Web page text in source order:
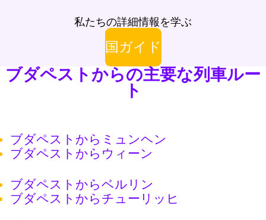
私たちの詳細情報を学ぶ
国ガイド
ブダペストからの主要な列車ルー
ト
ブダペストからミュンヘン
ブダペストからウィーン
ブダペストからベルリン
ブダペストからチューリッヒ